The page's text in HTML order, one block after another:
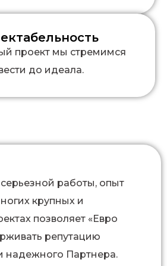
проект мы стремимся
до идеала.
серьезной работы, опыт
крупных и
позволяет «Евро
репутацию
надежного Партнера.